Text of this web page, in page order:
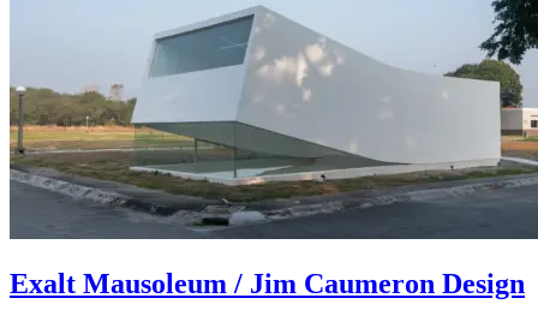
Exalt Mausoleum / Jim Caumeron Design